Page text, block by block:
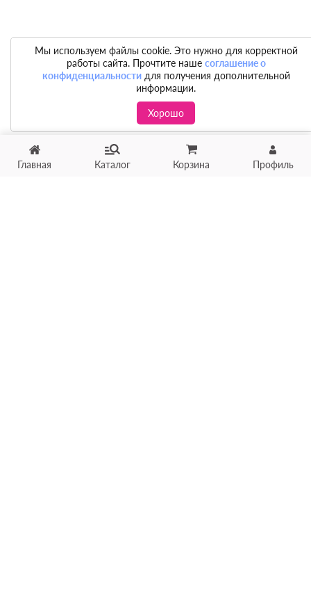
Главная Каталог Корзина Профиль
Мы используем файлы cookie. Это нужно для корректной
работы сайта. Прочтите наше соглашение о
конфиденциальностидля получения дополнительной
информации.
Хорошо